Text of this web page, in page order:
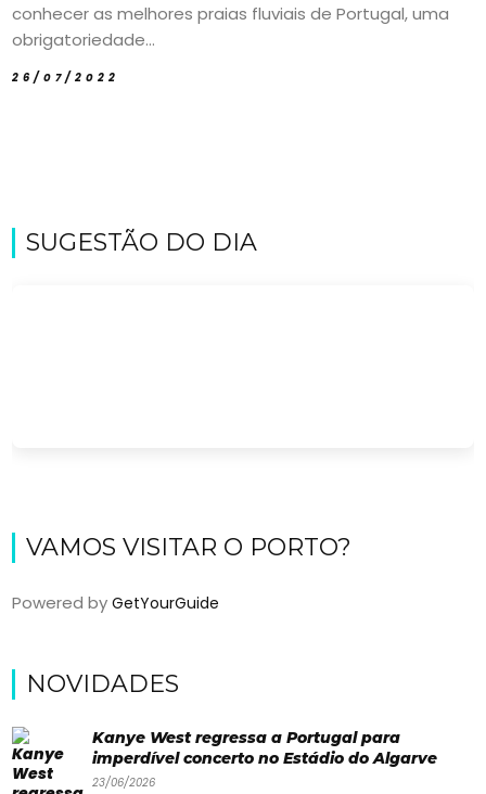
dormir?
Lifestyle
conhecer as melhores praias fluviais de Portugal, uma
obrigatoriedade...
26/07/2022
SUGESTÃO DO DIA
VAMOS VISITAR O PORTO?
Powered byGetYourGuide
NOVIDADES
Kanye West regressa a Portugal para
imperdível concerto no Estádio do Algarve
23/06/2026